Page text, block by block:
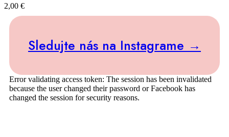
2,00 €
Sledujte nás na Instagrame →
Error validating access token: The session has been invalidated
because the user changed their password or Facebook has
changed the session for security reasons.